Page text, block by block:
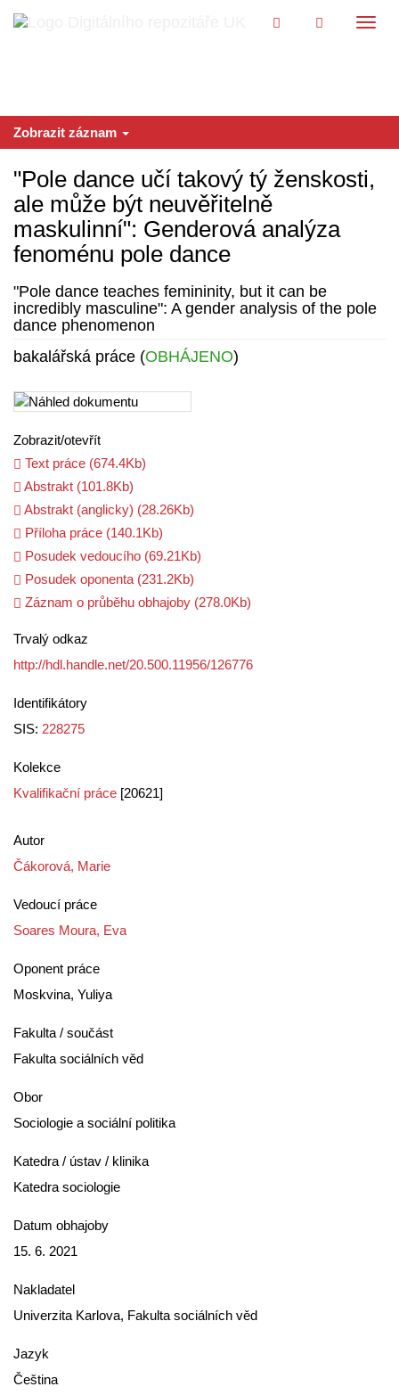
Zobrazit záznam
"Pole dance učí takový tý ženskosti,
ale může být neuvěřitelně
maskulinní": Genderová analýza
fenoménu pole dance
"Pole dance teaches femininity, but it can be
incredibly masculine": A gender analysis of the pole
dance phenomenon
bakalářská práce (OBHÁJENO)
Zobrazit/otevřít
Text práce (674.4Kb)
Abstrakt (101.8Kb)
Abstrakt (anglicky) (28.26Kb)
Příloha práce (140.1Kb)
Posudek vedoucího (69.21Kb)
Posudek oponenta (231.2Kb)
Záznam o průběhu obhajoby (278.0Kb)
Trvalý odkaz
http://hdl.handle.net/20.500.11956/126776
Identifikátory
SIS: 228275
Kolekce
Kvalifikační práce [20621]
Autor
Čákorová, Marie
Vedoucí práce
Soares Moura, Eva
Oponent práce
Moskvina, Yuliya
Fakulta / součást
Fakulta sociálních věd
Obor
Sociologie a sociální politika
Katedra / ústav / klinika
Katedra sociologie
Datum obhajoby
15. 6. 2021
Nakladatel
Univerzita Karlova, Fakulta sociálních věd
Jazyk
Čeština